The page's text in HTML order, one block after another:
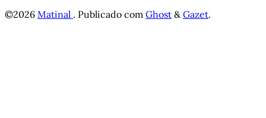
©2026 Matinal . Publicado com Ghost &Gazet.